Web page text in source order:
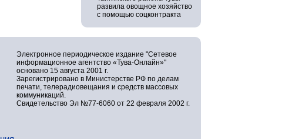
развила овощное хозяйство
с помощью соцконтракта
Электронное периодическое издание "Сетевое
информационное агентство «Тува-Онлайн»"
основано 15 августа 2001 г.
Зарегистрировано в Министерстве РФ по делам
печати, телерадиовещания и средств массовых
коммуникаций.
Свидетельство Эл №77-6060 от 22 февраля 2002 г.